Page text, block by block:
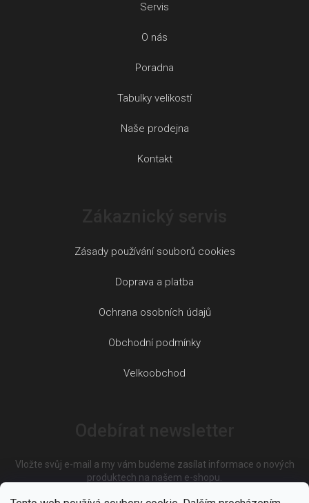
Servis
O nás
Poradna
Tabulky velikostí
Naše prodejna
Kontakt
Zásady používání souborů cookies
Doprava a platba
Ochrana osobních údajů
Obchodní podmínky
Velkoobchod
Vložte svůj e-mail a my vám budeme zasílat informace o nových
produktech na našem e-shopu.